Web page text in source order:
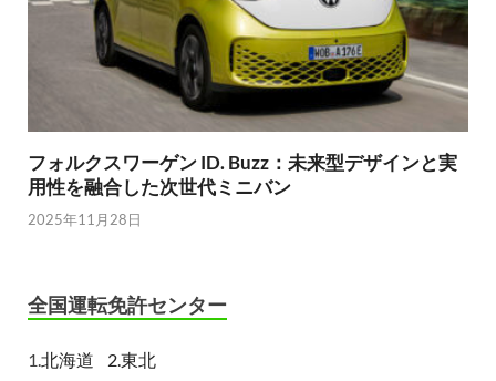
フォルクスワーゲン ID. Buzz：未来型デザインと実
用性を融合した次世代ミニバン
2025年11月28日
全国運転免許センター
1.北海道 2.東北